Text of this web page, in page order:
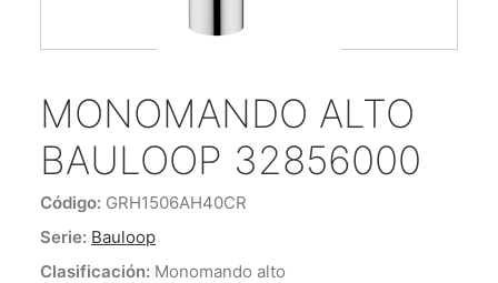
MONOMANDO ALTO
BAULOOP 32856000
Código: GRH1506AH40CR
Serie: Bauloop
Clasificación: Monomando alto